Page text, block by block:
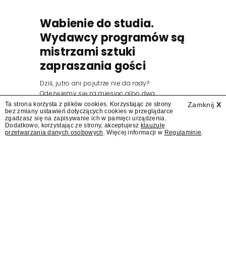
Wabienie do studia.
Wydawcy programów są
mistrzami sztuki
zapraszania gości
Dziś, jutro ani pojutrze nie da rady?
Odezwiemy się za miesiąc albo dwa.
Wydawcy programów są mistrzami sztuki
zapraszania gości.
Zamknij X
Ta strona korzysta z plików cookies. Korzystając ze strony
bez zmiany ustawień dotyczących cookies w przeglądarce
zgadzasz się na zapisywanie ich w pamięci urządzenia.
Dodatkowo, korzystając ze strony, akceptujesz klauzulę
przetwarzania danych osobowych . Więcej informacji w Regulaminie.